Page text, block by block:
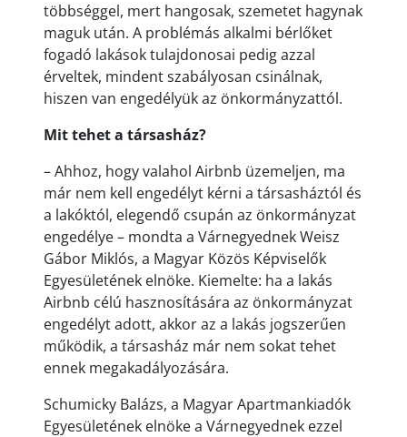
többséggel, mert hangosak, szemetet hagynak
maguk után. A problémás alkalmi bérlőket
fogadó lakások tulajdonosai pedig azzal
érveltek, mindent szabályosan csinálnak,
hiszen van engedélyük az önkormányzattól.
Mit tehet a társasház?
– Ahhoz, hogy valahol Airbnb üzemeljen, ma
már nem kell engedélyt kérni a társasháztól és
a lakóktól, elegendő csupán az önkormányzat
engedélye – mondta a Várnegyednek Weisz
Gábor Miklós, a Magyar Közös Képviselők
Egyesületének elnöke. Kiemelte: ha a lakás
Airbnb célú hasznosítására az önkormányzat
engedélyt adott, akkor az a lakás jogszerűen
működik, a társasház már nem sokat tehet
ennek megakadályozására.
Schumicky Balázs, a Magyar Apartmankiadók
Egyesületének elnöke a Várnegyednek ezzel